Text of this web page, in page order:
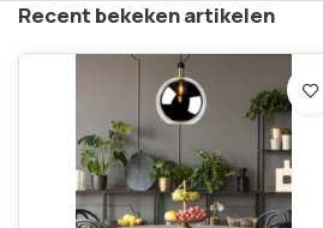
Recent bekeken artikelen